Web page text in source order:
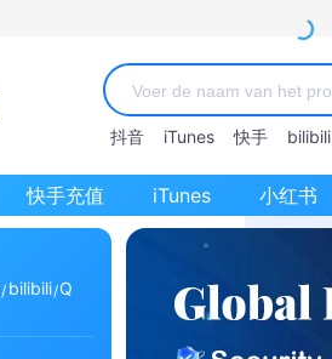
抖音 iTunes 快手 bilibili
快手充值 iTunes 小红书
bilibili Q